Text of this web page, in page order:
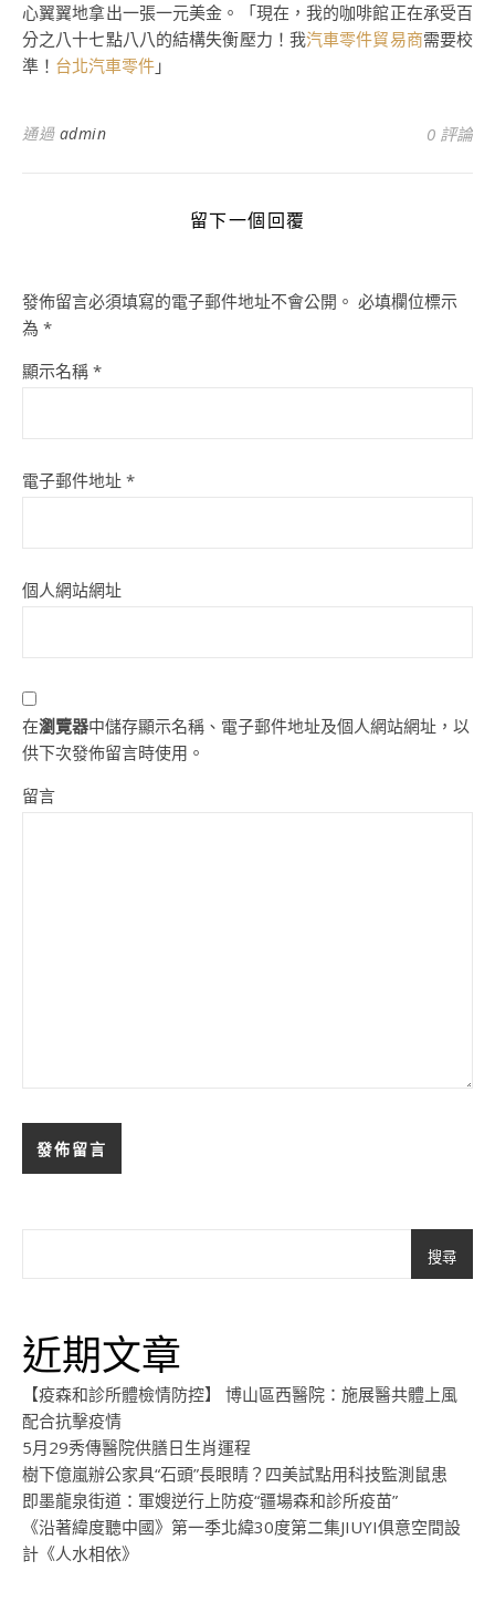
心翼翼地拿出一張一元美金。「現在，我的咖啡館正在承受百
分之八十七點八八的結構失衡壓力！我汽車零件貿易商需要校
準！ 台北汽車零件 」
通過 admin 0 評論
留下一個回覆
發佈留言必須填寫的電子郵件地址不會公開。 必填欄位標示
為 *
顯示名稱 *
電子郵件地址 *
個人網站網址
在瀏覽器中儲存顯示名稱、電子郵件地址及個人網站網址，以
供下次發佈留言時使用。
留言
搜尋
近期文章
【疫森和診所體檢情防控】 博山區西醫院：施展醫共體上風
配合抗擊疫情
5月29秀傳醫院供膳日生肖運程
樹下億嵐辦公家具“石頭”長眼睛？四美試點用科技監測鼠患
即墨龍泉街道：軍嫂逆行上防疫“疆場森和診所疫苗”
《沿著緯度聽中國》第一季北緯30度第二集JIUYI俱意空間設
計《人水相依》